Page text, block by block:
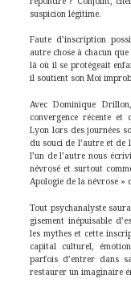
suspicion légitime.
Faute d’inscription
autre chose à chacun
là où il se protégeait
il soutient son Moi
Avec Dominique
convergence récente et
Lyon lors des journées
du souci de l’autre et de
l’un de l’autre nous
névrosé et surtout
Apologie de la névrose »
Tout psychanalyste
gisement inépuisable
les mythes et cette
capital culturel,
parfois d’entrer dans
restaurer un imaginaire